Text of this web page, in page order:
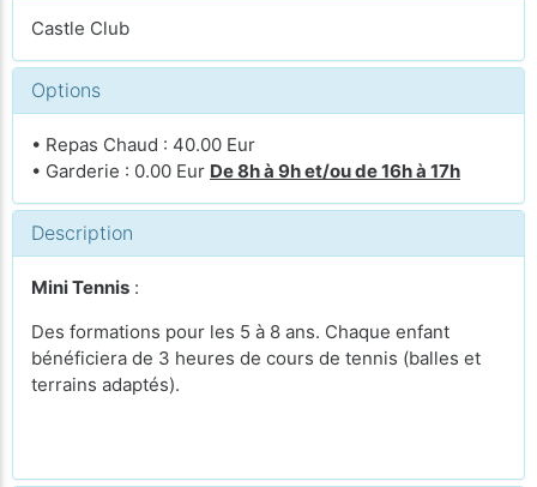
Castle Club
Options
• Repas Chaud : 40.00 Eur
• Garderie : 0.00 Eur De 8h à 9h et/ou de 16h à 17h
Description
Mini Tennis :
Des formations pour les 5 à 8 ans. Chaque enfant
bénéficiera de 3 heures de cours de tennis (balles et
terrains adaptés).